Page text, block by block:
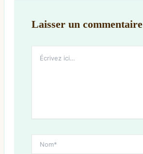
Laisser un commentaire
ici…